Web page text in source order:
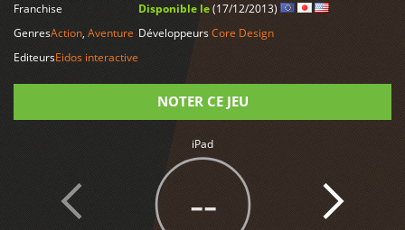
Franchise
GenresAction, Aventure
EditeursEidos interactive
Disponible le(17/12/2013)
Développeurs Core Design
NOTER CE JEU
iPad
--